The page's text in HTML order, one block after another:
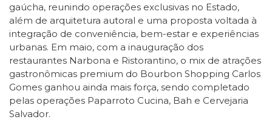
gaúcha, reunindo operações exclusivas no Estado,
além de arquitetura autoral e uma proposta voltada à
integração de conveniência, bem-estar e experiências
urbanas. Em maio, com a inauguração dos
restaurantes Narbona e Ristorantino, o mix de atrações
gastronômicas premium do Bourbon Shopping Carlos
Gomes ganhou ainda mais força, sendo completado
pelas operações Paparroto Cucina, Bah e Cervejaria
Salvador.